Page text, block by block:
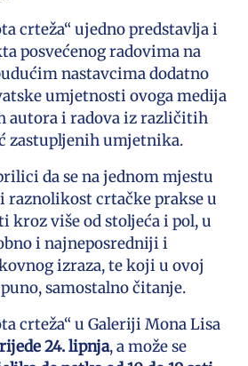
crteža“ ujedno predstavlja i
posvećenog radovima na
nastavcima dodatno
umjetnosti ovoga medija
autora i radova iz različitih
zastupljenih umjetnika.
da se na jednom mjestu
raznolikost crtačke prakse u
više od stoljeća i pol, u
i najneposredniji i
izraza, te koji u ovoj
samostalno čitanje.
crteža“ u Galeriji Mona Lisa
24. lipnja, a može se